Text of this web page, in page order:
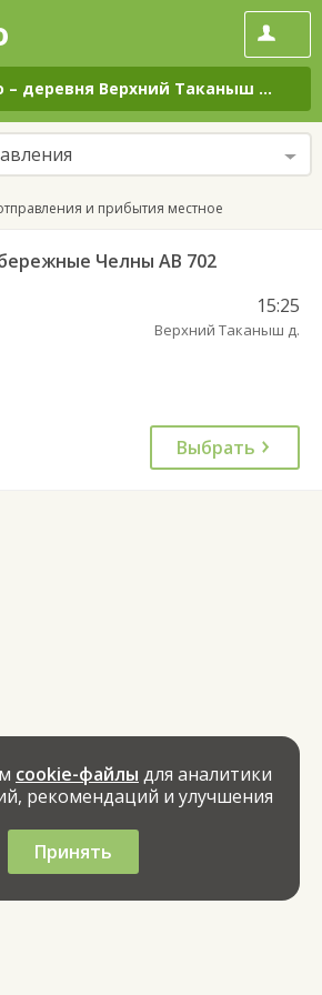
– деревня Верхний Таканыш на
и прибытия местное
Челны АВ 702
15:25
Верхний Таканыш д.
Выбрать
cookie-файлы для аналитики
рекомендаций и улучшения
Принять